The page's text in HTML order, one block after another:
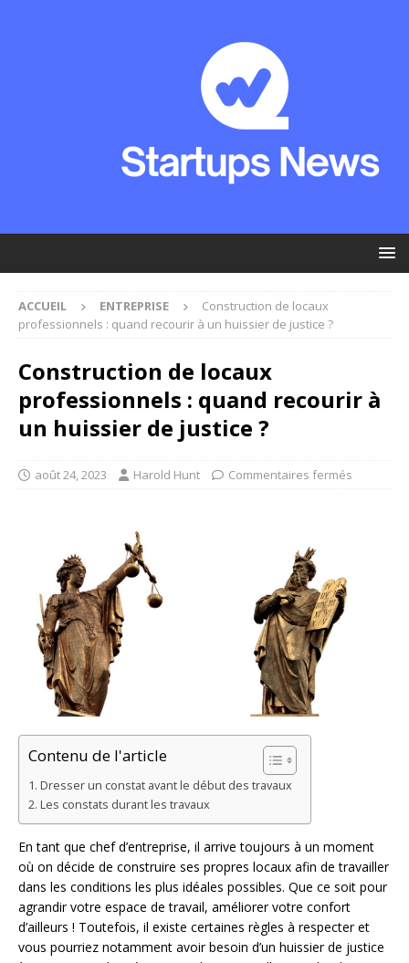
ACCUEIL ENTREPRISE
Construction de locaux
professionnels : quand recourir à un huissier de justice ?
Construction de locaux
professionnels : quand recourir à
un huissier de justice ?
août 24, 2023 Harold Hunt Commentaires fermés
Contenu de l'article
Dresser un constat avant le début des travaux
Les constats durant les travaux
En tant que chef d’entreprise, il arrive toujours à un moment
où on décide de construire ses propres locaux afin de travailler
dans les conditions les plus idéales possibles. Que ce soit pour
agrandir votre espace de travail, améliorer votre confort
d’ailleurs ! Toutefois, il existe certaines règles à respecter et
vous pourriez notamment avoir besoin d’un huissier de justice